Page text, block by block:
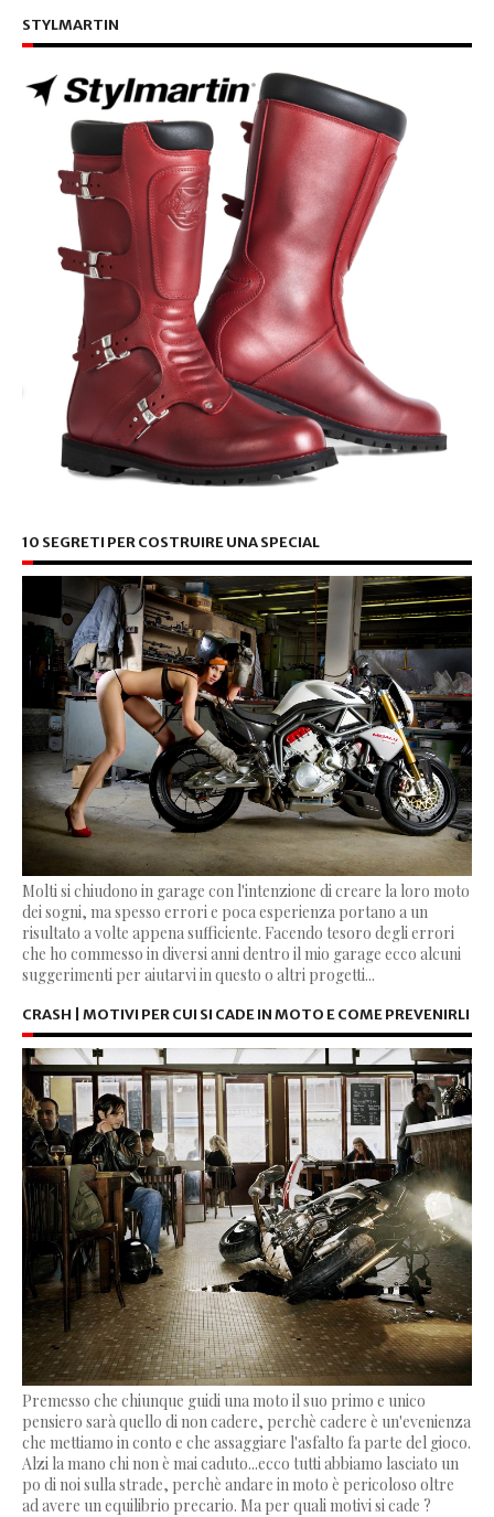
STYLMARTIN
10 SEGRETI PER COSTRUIRE UNA SPECIAL
Molti si chiudono in garage con l'intenzione di creare la loro moto
dei sogni, ma spesso errori e poca esperienza portano a un
risultato a volte appena sufficiente. Facendo tesoro degli errori
che ho commesso in diversi anni dentro il mio garage ecco alcuni
suggerimenti per aiutarvi in questo o altri progetti...
CRASH | MOTIVI PER CUI SI CADE IN MOTO E COME PREVENIRLI
Premesso che chiunque guidi una moto il suo primo e unico
pensiero sarà quello di non cadere, perchè cadere è un'evenienza
che mettiamo in conto e che assaggiare l'asfalto fa parte del gioco.
Alzi la mano chi non è mai caduto...ecco tutti abbiamo lasciato un
po di noi sulla strade, perchè andare in moto è pericoloso oltre
ad avere un equilibrio precario. Ma per quali motivi si cade ?